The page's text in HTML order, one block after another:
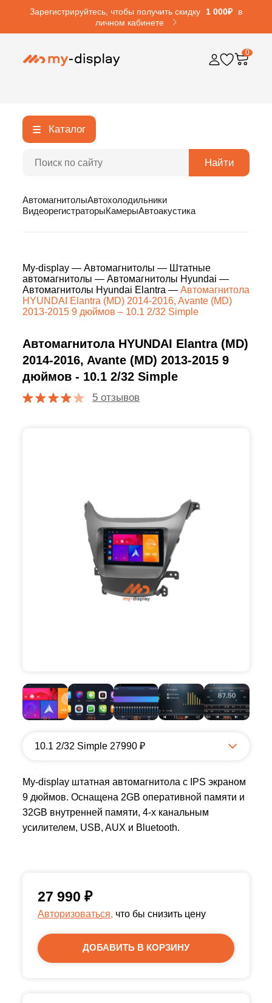
Зарегистрируйтесь, чтобы получить скидку 1 000₽
в
личном кабинете
0
Каталог
Найти
АвтомагнитолыАвтохолодильники
ВидеорегистраторыКамерыАвтоакустика
My-display — Автомагнитолы — Штатные
автомагнитолы — Автомагнитолы Hyundai —
Автомагнитолы Hyundai Elantra — Автомагнитола
HYUNDAI Elantra (MD) 2014-2016, Avante (MD)
2013-2015 9 дюймов – 10.1 2/32 Simple
Автомагнитола HYUNDAI Elantra (MD)
2014-2016, Avante (MD) 2013-2015 9
дюймов - 10.1 2/32 Simple
5 отзывов
10.1 2/32 Simple 27990 ₽
My-display штатная автомагнитола с IPS экраном
9 дюймов. Оснащена 2GB оперативной памяти и
32GB внутренней памяти, 4-х канальным
усилителем, USB, AUX и Bluetooth.
27 990 ₽
Авторизоваться, что бы снизить цену
ДОБАВИТЬ В КОРЗИНУ